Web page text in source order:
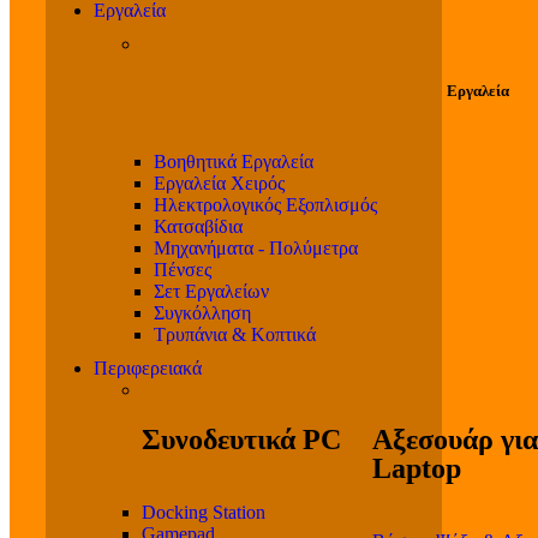
Εργαλεία
Εργαλεία
Βοηθητικά Εργαλεία
Εργαλεία Χειρός
Ηλεκτρολογικός Εξοπλισμός
Κατσαβίδια
Μηχανήματα - Πολύμετρα
Πένσες
Σετ Εργαλείων
Συγκόλληση
Τρυπάνια & Κοπτικά
Περιφερειακά
Συνοδευτικά PC
Docking Station
Αξεσουάρ για
Laptop